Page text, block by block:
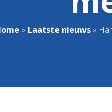
» Laatste nieuws»